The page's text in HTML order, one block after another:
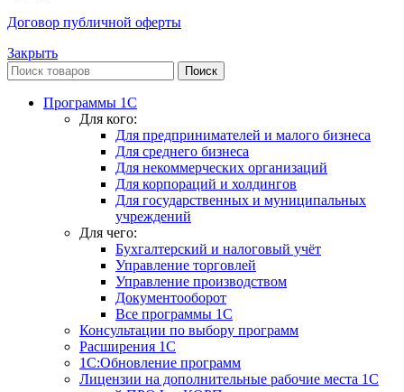
Договор публичной оферты
Закрыть
Поиск
Программы 1С
Для кого:
Для предпринимателей и малого бизнеса
Для среднего бизнеса
Для некоммерческих организаций
Для корпораций и холдингов
Для государственных и муниципальных
учреждений
Для чего:
Бухгалтерский и налоговый учёт
Управление торговлей
Управление производством
Документооборот
Все программы 1С
Консультации по выбору программ
Расширения 1С
1С:Обновление программ
Лицензии на дополнительные рабочие места 1С